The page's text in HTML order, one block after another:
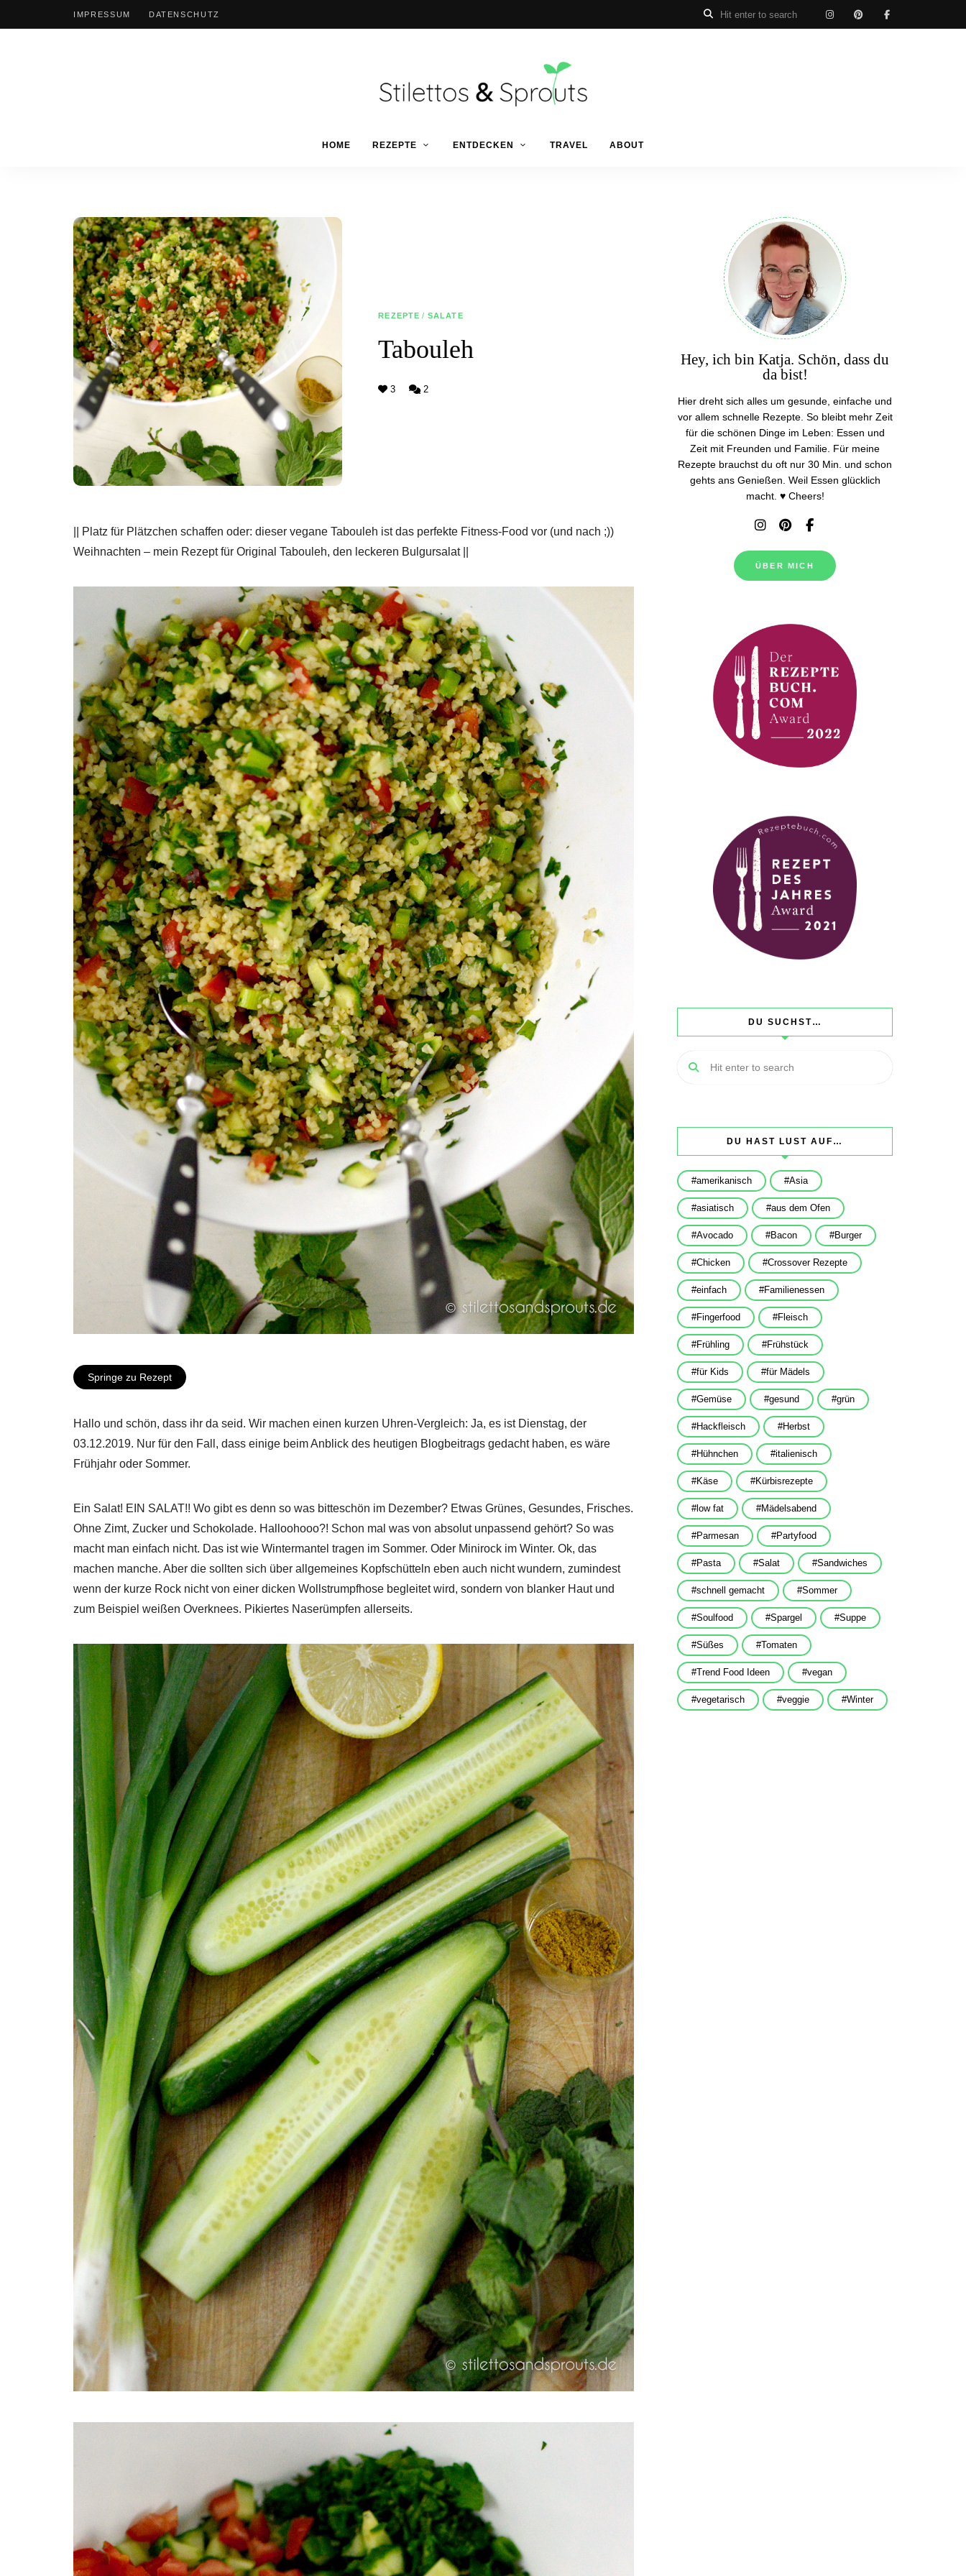
IMPRESSUM DATENSCHUTZ
Stilettos
Food
Blog
HOME REZEPTE ENTDECKEN TRAVEL ABOUT
REZEPTE / SALATE
Tabouleh
3 2
|| Platz für Plätzchen schaffen oder: dieser vegane Tabouleh ist das perfekte Fitness-Food vor (und nach ;))
Weihnachten – mein Rezept für Original Tabouleh, den leckeren Bulgursalat ||
Springe zu Rezept
Hallo und schön, dass ihr da seid. Wir machen einen kurzen Uhren-Vergleich: Ja, es ist Dienstag, der
03.12.2019. Nur für den Fall, dass einige beim Anblick des heutigen Blogbeitrags gedacht haben, es wäre
Frühjahr oder Sommer.
Ein Salat! EIN SALAT!! Wo gibt es denn so was bitteschön im Dezember? Etwas Grünes, Gesundes, Frisches.
Ohne Zimt, Zucker und Schokolade. Halloohooo?! Schon mal was von absolut unpassend gehört? So was
macht man einfach nicht. Das ist wie Wintermantel tragen im Sommer. Oder Minirock im Winter. Ok, das
machen manche. Aber die sollten sich über allgemeines Kopfschütteln eben auch nicht wundern, zumindest
wenn der kurze Rock nicht von einer dicken Wollstrumpfhose begleitet wird, sondern von blanker Haut und
zum Beispiel weißen Overknees. Pikiertes Naserümpfen allerseits.
Hey, ich bin Katja. Schön, dass du
da bist!
Hier dreht sich alles um gesunde, einfache und
vor allem schnelle Rezepte. So bleibt mehr Zeit
für die schönen Dinge im Leben: Essen und
Zeit mit Freunden und Familie. Für meine
Rezepte brauchst du oft nur 30 Min. und schon
gehts ans Genießen. Weil Essen glücklich
macht. ♥ Cheers!
ÜBER MICH
DU SUCHST…
DU HAST LUST AUF…
amerikanisch Asia
asiatisch aus dem Ofen
Avocado Bacon Burger
Chicken Crossover Rezepte
einfach Familienessen
Fingerfood Fleisch
Frühling Frühstück
für Kids für Mädels
Gemüse gesund grün
Hackfleisch Herbst
Hühnchen italienisch
Käse Kürbisrezepte
low fat Mädelsabend
Parmesan Partyfood
Pasta Salat Sandwiches
schnell gemacht Sommer
Soulfood Spargel Suppe
Süßes Tomaten
Trend Food Ideen vegan
vegetarisch veggie Winter